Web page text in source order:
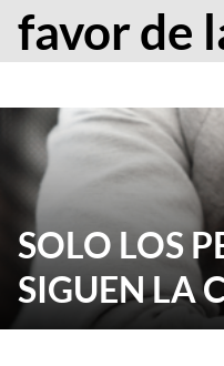
favor de
SOLO LOS
SIGUEN LA